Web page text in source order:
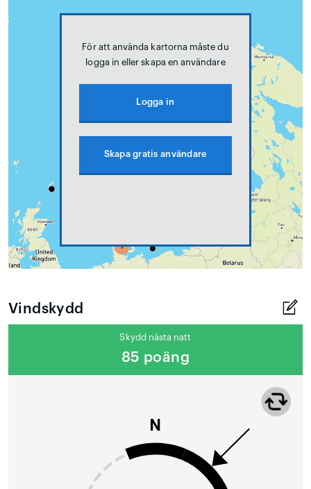
För att använda kartorna måste du
logga in eller skapa en användare
Logga in
Skapa gratis användare
Vindskydd
Skydd nästa natt
85 poäng
N